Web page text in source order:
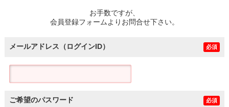
お手数ですが、
会員登録フォームよりお問合せ下さい。
メールアドレス（ログインID） 必須
ご希望のパスワード 必須